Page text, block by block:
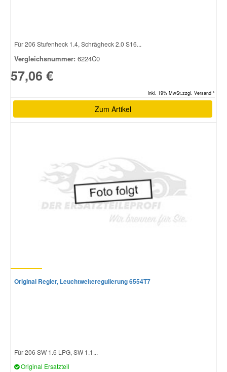
Für 206 Stufenheck 1.4, Schrägheck 2.0 S16...
Vergleichsnummer: 6224C0
57,06 €
inkl. 19% MwSt.zzgl. Versand *
Zum Artikel
Original Regler, Leuchtweiteregulierung 6554T7
Für 206 SW 1.6 LPG, SW 1.1...
Original Ersatzteil